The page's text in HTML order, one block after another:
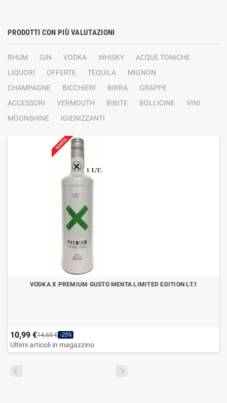
PRODOTTI CON PIÙ VALUTAZIONI
RHUM GIN VODKA WHISKY
ACQUE TONICHE
LIQUORI
OFFERTE TEQUILA
MIGNON
CHAMPAGNE
BICCHIERI BIRRA
GRAPPE
ACCESSORI
VERMOUTH BIBITE BOLLICINE
VINI
MOONSHINE
IGIENIZZANTI
VODKA X PREMIUM GUSTO MENTA LIMITED EDITION LT.1
10,99 €14,65 € -25%
Ultimi articoli in magazzino